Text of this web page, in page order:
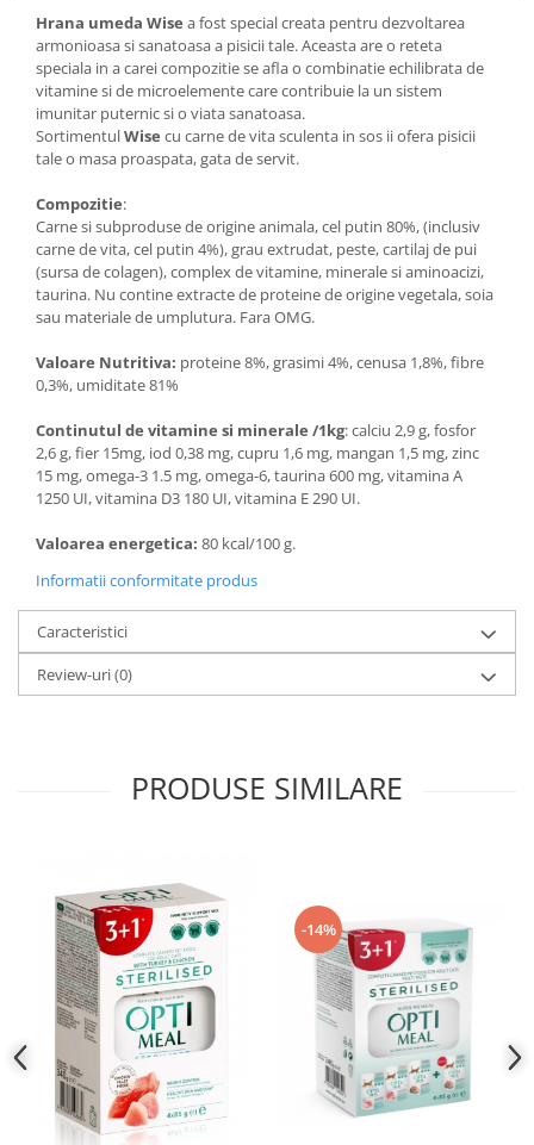
Hrana umeda Wise a fost special creata pentru dezvoltarea
armonioasa si sanatoasa a pisicii tale. Aceasta are o reteta
speciala in a carei compozitie se afla o combinatie echilibrata de
vitamine si de microelemente care contribuie la un sistem
imunitar puternic si o viata sanatoasa.
SortimentulWise cu carne de vita sculenta in sos ii ofera pisicii
tale o masa proaspata, gata de servit.
Compozitie:
Carne si subproduse de origine animala, cel putin 80%, (inclusiv
carne de vita, cel putin 4%), grau extrudat, peste, cartilaj de pui
(sursa de colagen), complex de vitamine, minerale si aminoacizi,
taurina. Nu contine extracte de proteine de origine vegetala, soia
sau materiale de umplutura. Fara OMG.
Valoare Nutritiva: proteine 8%, grasimi 4%, cenusa 1,8%, fibre
0,3%, umiditate 81%
Continutul de vitamine si minerale /1kg: calciu 2,9 g, fosfor
2,6 g, fier 15mg, iod 0,38 mg, cupru 1,6 mg, mangan 1,5 mg, zinc
15 mg, omega-3 1.5 mg, omega-6, taurina 600 mg, vitamina A
1250 UI, vitamina D3 180 UI, vitamina E 290 UI.
Valoarea energetica: 80 kcal/100 g.
Informatii conformitate produs
Caracteristici
Review-uri(0)
PRODUSE SIMILARE
-14%